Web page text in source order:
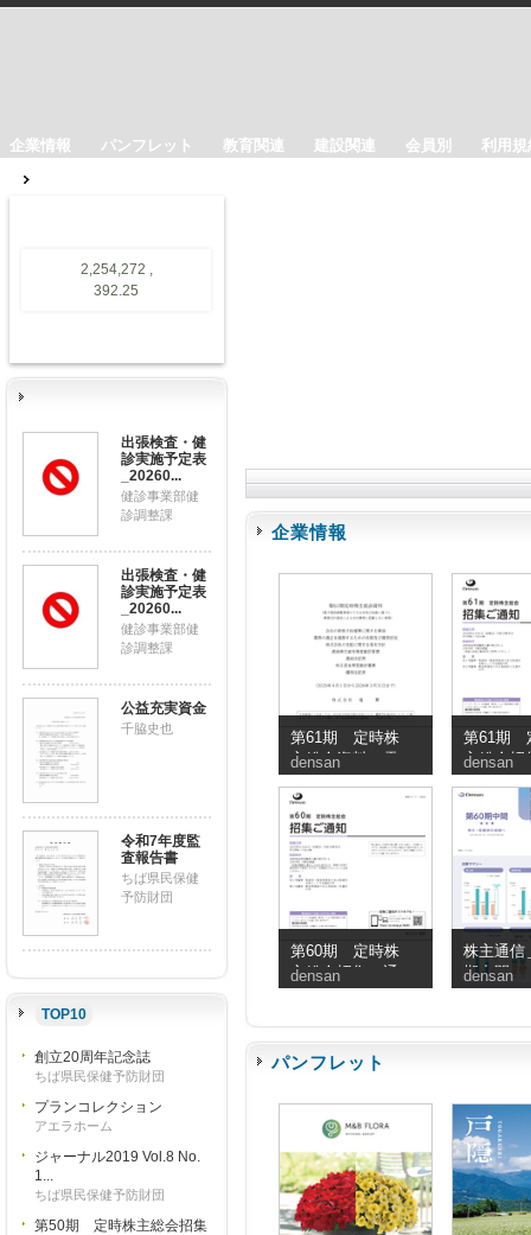
企業情報 パンフレット 教育関連 建設関連 会員別 利用規
2,254,272 ,
392.25
出張検査・健
診実施予定表
_20260...
健診事業部健
診調整課
出張検査・健
診実施予定表
_20260...
健診事業部健
診調整課
公益充実資金
千脇史也
令和7年度監
査報告書
ちば県民保健
予防財団
TOP10
創立20周年記念誌
ちば県民保健予防財団
プランコレクション
アエラホーム
ジャーナル2019 Vol.8 No.
1...
ちば県民保健予防財団
第50期 定時株主総会招集
企業情報
第61期 定時株
主総会資料（電
子提供措置事項
のうち交付書面
省略事項）
densan
第61期
主総会招
知
densan
第60期 定時株
主総会招集ご通
知
densan
株主通信
期中間
densan
パンフレット